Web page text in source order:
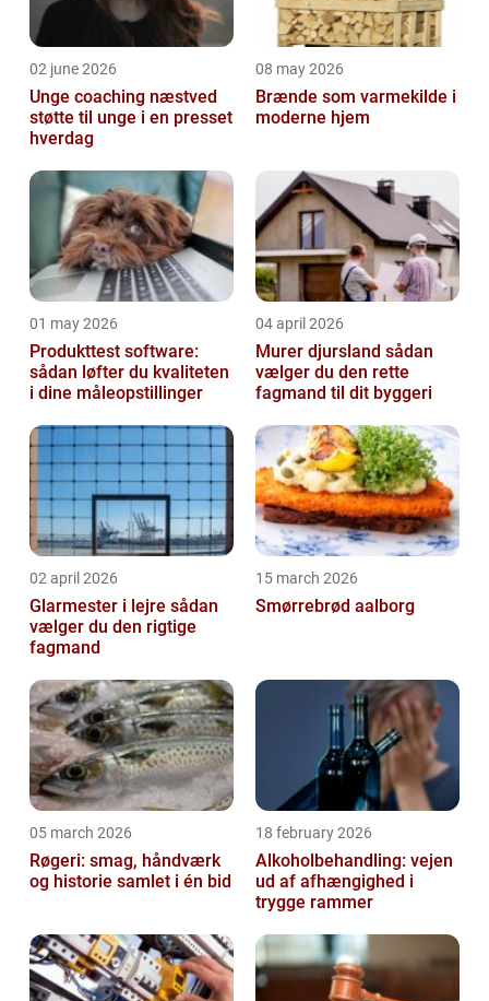
02 june 2026
Unge coaching næstved
støtte til unge i en presset
hverdag
08 may 2026
Brænde som varmekilde i
moderne hjem
01 may 2026
Produkttest software:
sådan løfter du kvaliteten
i dine måleopstillinger
04 april 2026
Murer djursland sådan
vælger du den rette
fagmand til dit byggeri
02 april 2026
Glarmester i lejre sådan
vælger du den rigtige
fagmand
15 march 2026
Smørrebrød aalborg
05 march 2026
Røgeri: smag, håndværk
og historie samlet i én bid
18 february 2026
Alkoholbehandling: vejen
ud af afhængighed i
trygge rammer